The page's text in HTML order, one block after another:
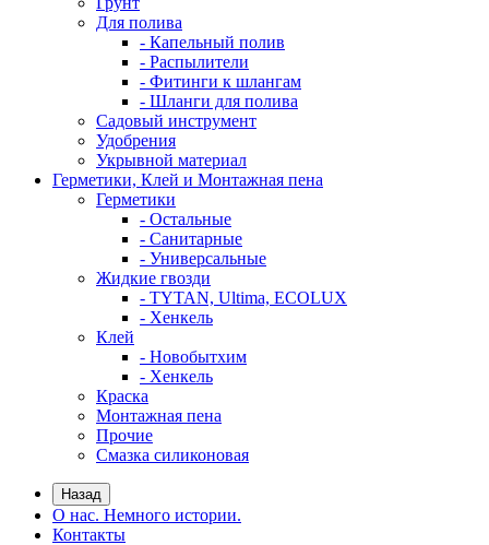
Для полива
- Капельный полив
- Распылители
- Фитинги к шлангам
- Шланги для полива
Садовый инструмент
Удобрения
Укрывной материал
Герметики, Клей и Монтажная пена
Герметики
- Остальные
- Санитарные
- Универсальные
Жидкие гвозди
- TYTAN, Ultima, ECOLUX
- Хенкель
Клей
- Новобытхим
- Хенкель
Краска
Монтажная пена
Прочие
Смазка силиконовая
Назад
О нас. Немного истории.
Контакты